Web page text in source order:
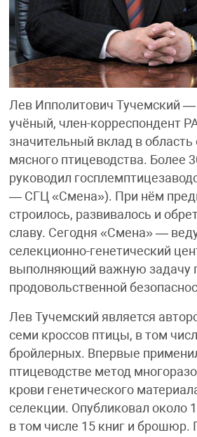
Лев Ипполитович Тучемский —
учёный, член-корреспондент
значительный вклад в область
мясного птицеводства. Более
руководил
— СГЦ «Смена»). При нём
строилось, развивалось и
славу. Сегодня «Смена» —
селекционно-генетический
выполняющий важную задачу
продовольственной
Лев Тучемский является
семи кроссов птицы, в том
бройлерных. Впервые
птицеводстве метод
крови генетического
селекции. Опубликовал около
в том числе 15 книг и брошюр.